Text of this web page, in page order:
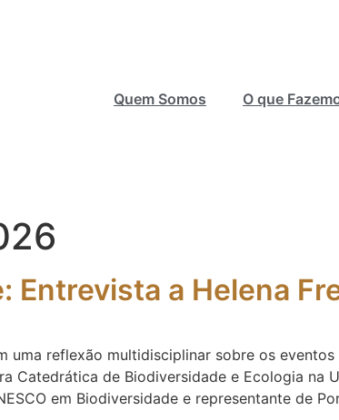
Quem Somos O que
Entrevista a Helena
uma reflexão multidisciplinar sobre os
Catedrática de Biodiversidade e Ecologia
em Biodiversidade e representante de